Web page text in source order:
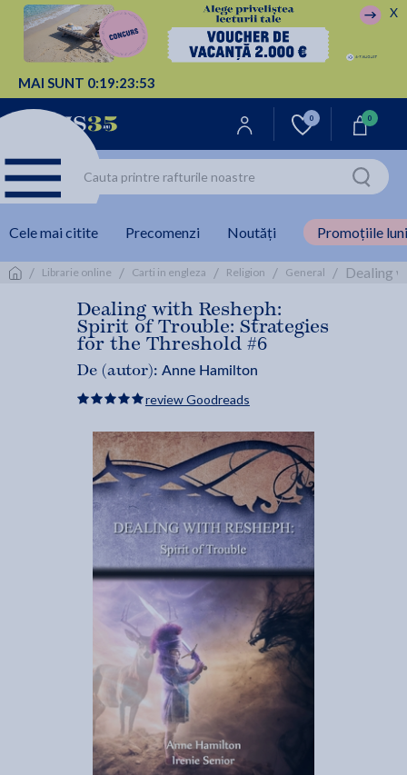
MAI SUNT 0:19:23:52
X
0 0
Cele mai citite Precomenzi Noutăți Promoțiile
/ Librarie online / Carti in engleza / Religion / General / Dealing
Dealing with Resheph:
Spirit of Trouble: Strategies
for the Threshold #6
De (autor): Anne Hamilton
review Goodreads